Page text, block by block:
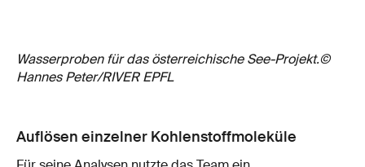
Wasserproben für das österreichische See-Projekt.©
Hannes Peter/RIVER EPFL
Auflösen einzelner Kohlenstoffmoleküle